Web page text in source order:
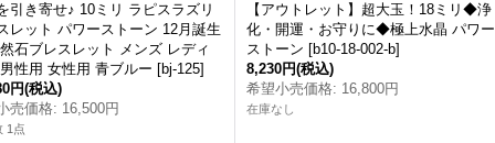
引き寄せ♪ 10ミリ ラピスラズリ
レット パワーストーン 12月誕生
石ブレスレット メンズ レディ
性用 女性用 青ブルー [bj-125]
円(税込)
売価格: 16,500円
1点
【アウトレット】超大玉！18ミリ◆浄
化・開運・お守りに◆極上水晶 パワー
ストーン [b10-18-002-b]
8,230円(税込)
希望小売価格: 16,800円
在庫なし